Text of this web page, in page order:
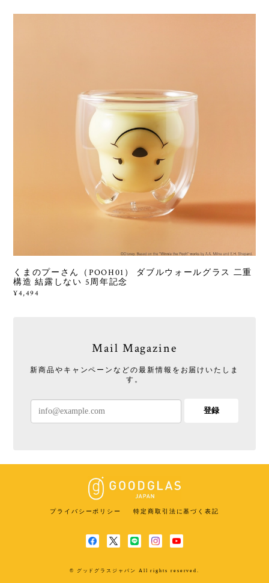
くまのプーさん（POOH01） ダブルウォールグラス 二重
構造 結露しない 5周年記念
¥4,494
Mail Magazine
新商品やキャンペーンなどの最新情報をお届けいたしま
す。
登録
プライバシーポリシー 特定商取引法に基づく表記
© グッドグラスジャパン All rights reserved.